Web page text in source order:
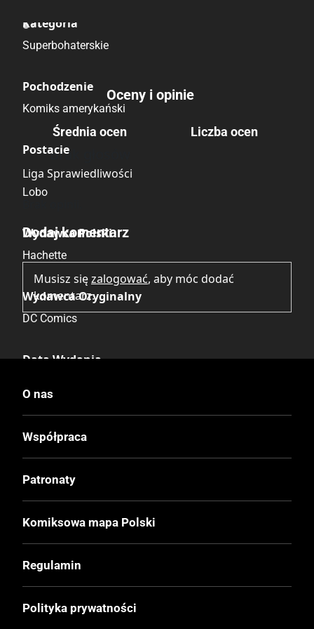
Kategoria
Superbohaterskie
Pochodzenie
Komiks amerykański
Postacie
Liga Sprawiedliwości
Lobo
Wydawca Polski
Hachette
Wydawca Oryginalny
DC Comics
Data Wydania
Druk
Twarda
Format
Oceny i opinie
Średnia ocen
Brak głosów
Liczba ocen
Dodaj komentarz
Musisz sięzalogować, aby móc dodać
komentarz.
O nas
Współpraca
Patronaty
Komiksowa mapa Polski
Regulamin
Polityka prywatności